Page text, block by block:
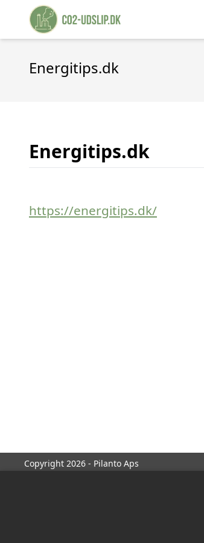
Energitips.dk
Energitips.dk
https://energitips.dk/
Copyright 2026 - Pilanto Aps